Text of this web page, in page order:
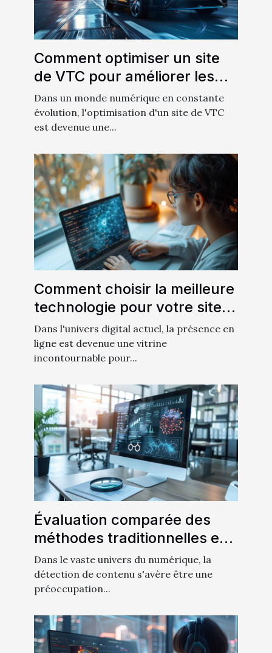
Comment optimiser un site
de VTC pour améliorer les
conversions
Dans un monde numérique en constante
évolution, l'optimisation d'un site de VTC
est devenue une...
Comment choisir la meilleure
technologie pour votre site
vitrine
Dans l'univers digital actuel, la présence en
ligne est devenue une vitrine
incontournable pour...
Évaluation comparée des
méthodes traditionnelles et
IA pour la détection de
contenu
Dans le vaste univers du numérique, la
détection de contenu s'avère être une
préoccupation...